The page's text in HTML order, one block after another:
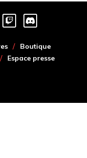
Boutique
Espace presse